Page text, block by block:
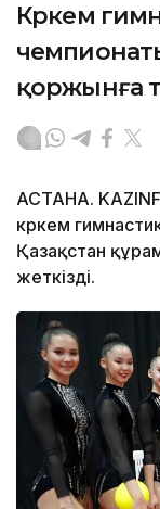
Көркем
қоржынға
АСТАНА.
көркем
Қазақстан
жеткізді.